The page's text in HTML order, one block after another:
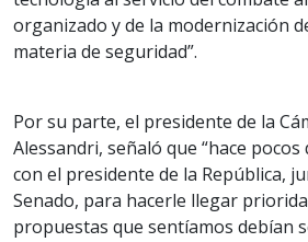
organizado y de la modernización
materia de seguridad”.
Por su parte, el presidente de la
Alessandri, señaló que “hace
con el presidente de la República,
Senado, para hacerle llegar
propuestas que sentíamos debían